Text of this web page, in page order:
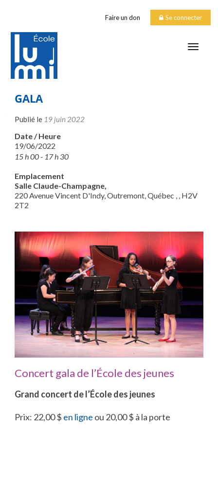
Faire un don Se connecter
GALA
Publié le 19 juin 2022
Date / Heure
19/06/2022
15 h 00 - 17 h 30
Emplacement
Salle Claude-Champagne,
220 Avenue Vincent D'Indy, Outremont, Québec , , H2V
2T2
Concert gala de l’École des jeunes
Grand concert de l’École des jeunes
Prix: 22,00 $ en ligne ou 20,00 $ à la porte